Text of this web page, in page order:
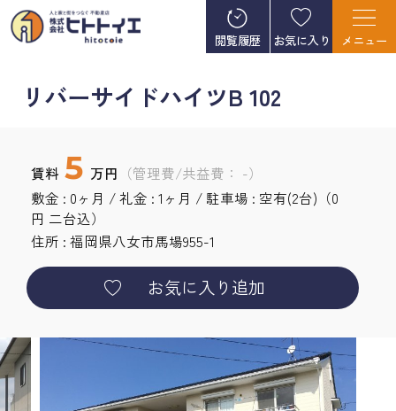
閲覧履歴 お気に入り メニュー
リバーサイドハイツB 102
賃料 5 万円 （管理費/共益費： -）
敷金 : 0ヶ月 / 礼金 : 1ヶ月 / 駐車場 : 空有(2台)（0
円 二台込）
住所 : 福岡県八女市馬場955-1
お気に入り追加